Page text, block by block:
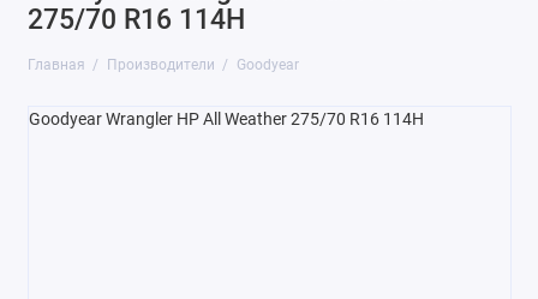
275/70 R16 114H
Главная Производители Goodyear
Goodyear Wrangler HP All Weather 275/70 R16 114H